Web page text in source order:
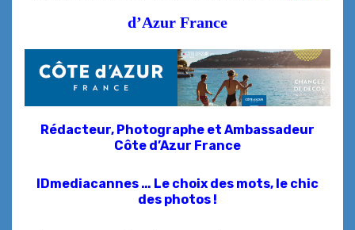
d’Azur France
Rédacteur, Photographe et Ambassadeur
Côte d’Azur France
IDmediacannes … Le choix des mots, le chic
des photos !